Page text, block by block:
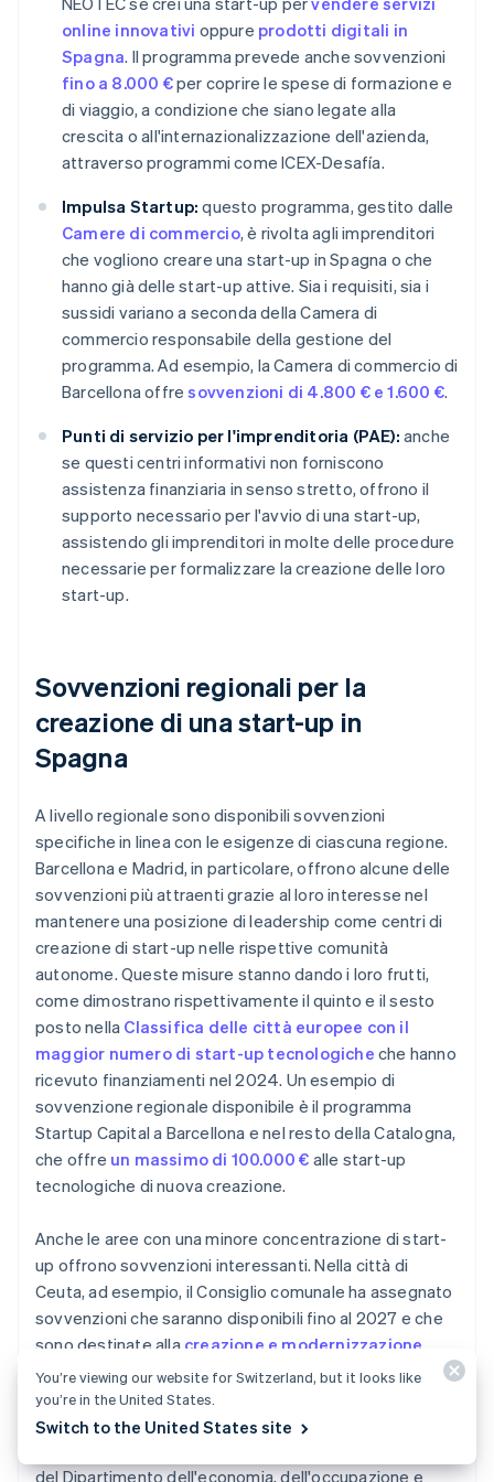
online innovativi oppure prodotti digitali in
Spagna. Il programma prevede anche sovvenzioni
fino a 8.000 €per coprire le spese di formazione e
di viaggio, a condizione che siano legate alla
crescita o all'internazionalizzazione dell'azienda,
attraverso programmi come ICEX-Desafía.
Impulsa Startup: questo programma, gestito dalle
Camere di commercio, è rivolta agli imprenditori
che vogliono creare una start-up in Spagna o che
hanno già delle start-up attive. Sia i requisiti, sia i
sussidi variano a seconda della Camera di
commercio responsabile della gestione del
programma. Ad esempio, la Camera di commercio di
Barcellona offresovvenzioni di 4.800 € e 1.600 €.
Punti di servizio per l'imprenditoria (PAE): anche
se questi centri informativi non forniscono
assistenza finanziaria in senso stretto, offrono il
supporto necessario per l'avvio di una start-up,
assistendo gli imprenditori in molte delle procedure
necessarie per formalizzare la creazione delle loro
start-up.
Sovvenzioni regionali per la
creazione di una start-up in
Spagna
A livello regionale sono disponibili sovvenzioni
specifiche in linea con le esigenze di ciascuna regione.
Barcellona e Madrid, in particolare, offrono alcune delle
sovvenzioni più attraenti grazie al loro interesse nel
mantenere una posizione di leadership come centri di
creazione di start-up nelle rispettive comunità
autonome. Queste misure stanno dando i loro frutti,
come dimostrano rispettivamente il quinto e il sesto
posto nella Classifica delle città europee con il
maggior numero di start-up tecnologiche che hanno
ricevuto finanziamenti nel 2024. Un esempio di
sovvenzione regionale disponibile è il programma
Startup Capital a Barcellona e nel resto della Catalogna,
che offre un massimo di 100.000 € alle start-up
tecnologiche di nuova creazione.
Anche le aree con una minore concentrazione di start-
up offrono sovvenzioni interessanti. Nella città di
Ceuta, ad esempio, il Consiglio comunale ha assegnato
sovvenzioni che saranno disponibili fino al 2027 e che
sono destinate alla creazione e modernizzazione
delle start-up innovative. Nel 2025 l'importo di questi
finanziamenti ha superato 650.000 €. Analogamente,
nel 2024 gli imprenditori di Murcia sono riusciti a
del Dipartimento dell'economia, dell'occupazione e
You’re viewing our website for Switzerland, but it looks like
you’re in the United States.
Switch to the United States site